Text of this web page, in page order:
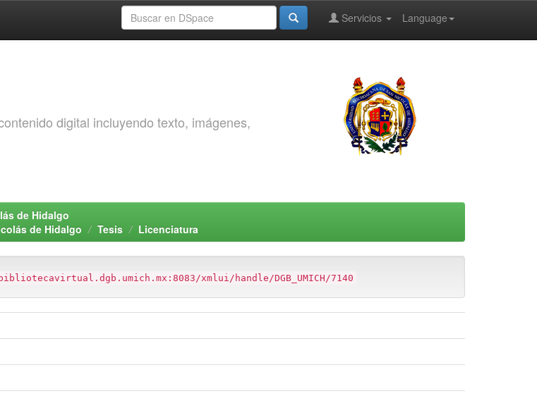
Language
Servicios
digital incluyendo texto, imágenes,
de Hidalgo
de Hidalgo
Tesis Licenciatura
xmlui/handle/DGB_UMICH/7140